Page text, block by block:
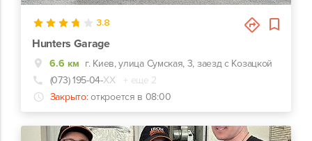
3.8
Hunters Garage
6.6 км г. Киев, улица Сумская, 3, заезд с Козацкой
(073) 195-04-ХХ
+ еще 2
Закрыто: откроется в 08:00